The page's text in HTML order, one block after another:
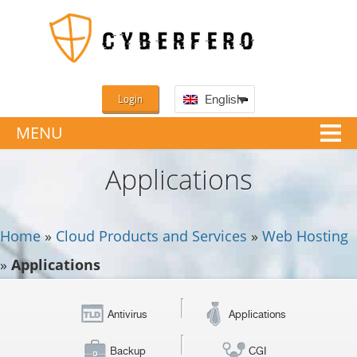
MENU
Login English
Applications
Home» Cloud Products and Services » Web Hosting
» Applications
Antivirus Applications
Backup CGI